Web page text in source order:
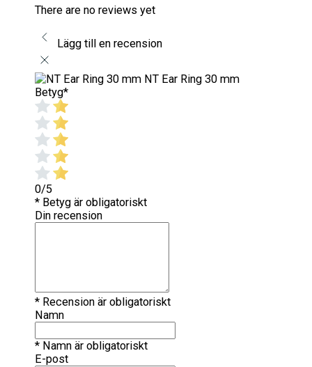
There are no reviews yet
Lägg till en recension
NT Ear Ring 30 mm
Betyg*
0/5
* Betyg är obligatoriskt
Din recension
* Recension är obligatoriskt
Namn
* Namn är obligatoriskt
E-post